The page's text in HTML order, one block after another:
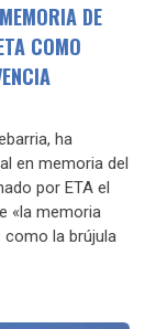
DE
COMO
ha
en memoria del
por ETA el
«la memoria
como la brújula